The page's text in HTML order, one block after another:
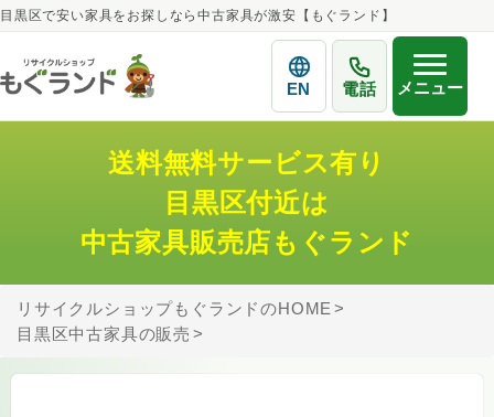
目黒区で安い家具をお探しなら中古家具が激安【もぐランド】
EN 電話 メニュー
送料無料サービス有り
目黒区付近は
中古家具販売店もぐランド
リサイクルショップもぐランドのHOME
目黒区中古家具の販売